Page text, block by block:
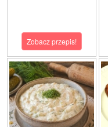
Zobacz przepis!